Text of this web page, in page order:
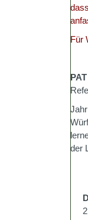
Für
der